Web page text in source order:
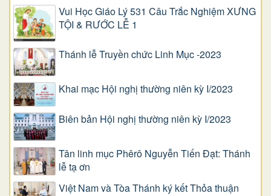
Vui Học Giáo Lý 531 Câu Trắc Nghiệm XƯNG
TỘI & RƯỚC LỄ 1
Thánh lễ Truyền chức Linh Mục -2023
Khai mạc Hội nghị thường niên kỳ I/2023
Biên bản Hội nghị thường niên kỳ I/2023
Tân linh mục Phêrô Nguyễn Tiến Đạt: Thánh
lễ tạ ơn
Việt Nam và Tòa Thánh ký kết Thỏa thuận